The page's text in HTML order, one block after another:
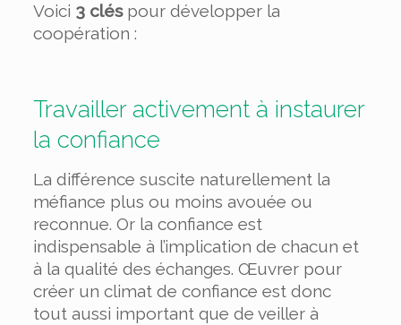
Voici 3 cléspour développer la
coopération :
Travailler activement à instaurer
la confiance
La différence suscite naturellement la
méfiance plus ou moins avouée ou
reconnue. Or la confiance est
indispensable à l’implication de chacun et
à la qualité des échanges. Œuvrer pour
créer un climat de confiance est donc
tout aussi important que de veiller à